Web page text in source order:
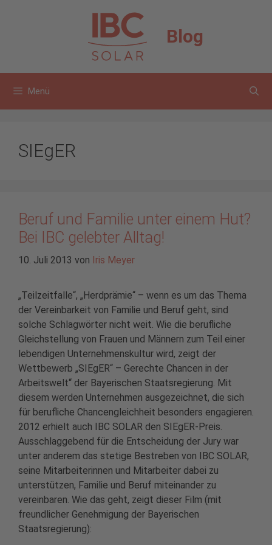
Blog
Menü
SIEgER
Beruf und Familie unter einem Hut?
Bei IBC gelebter Alltag!
10. Juli 2013 von Iris Meyer
„Teilzeitfalle“, „Herdprämie“ – wenn es um das Thema
der Vereinbarkeit von Familie und Beruf geht, sind
solche Schlagwörter nicht weit. Wie die berufliche
Gleichstellung von Frauen und Männern zum Teil einer
lebendigen Unternehmenskultur wird, zeigt der
Wettbewerb „SIEgER“ – Gerechte Chancen in der
Arbeitswelt“ der Bayerischen Staatsregierung. Mit
diesem werden Unternehmen ausgezeichnet, die sich
für berufliche Chancengleichheit besonders engagieren.
2012 erhielt auch IBC SOLAR den SIEgER-Preis.
Ausschlaggebend für die Entscheidung der Jury war
unter anderem das stetige Bestreben von IBC SOLAR,
seine Mitarbeiterinnen und Mitarbeiter dabei zu
unterstützen, Familie und Beruf miteinander zu
vereinbaren. Wie das geht, zeigt dieser Film (mit
freundlicher Genehmigung der Bayerischen
Staatsregierung):